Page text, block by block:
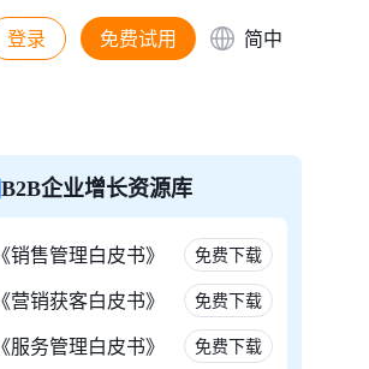
登录 免费试用 简中
B2B企业增长资源库
《销售管理白皮书》 免费下载
《营销获客白皮书》 免费下载
《服务管理白皮书》 免费下载